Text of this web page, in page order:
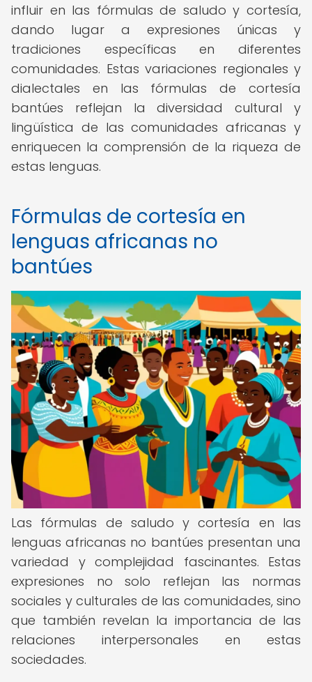
influir en las fórmulas de saludo y cortesía,
dando lugar a expresiones únicas y
tradiciones específicas en diferentes
comunidades. Estas variaciones regionales y
dialectales en las fórmulas de cortesía
bantúes reflejan la diversidad cultural y
lingüística de las comunidades africanas y
enriquecen la comprensión de la riqueza de
estas lenguas.
Fórmulas de cortesía en
lenguas africanas no
bantúes
Las fórmulas de saludo y cortesía en las
lenguas africanas no bantúes presentan una
variedad y complejidad fascinantes. Estas
expresiones no solo reflejan las normas
sociales y culturales de las comunidades, sino
que también revelan la importancia de las
relaciones interpersonales en estas
sociedades.